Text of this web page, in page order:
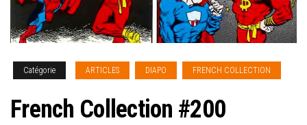
Catégorie ARTICLES DIAPO FRENCH COLLECTION
French Collection #200